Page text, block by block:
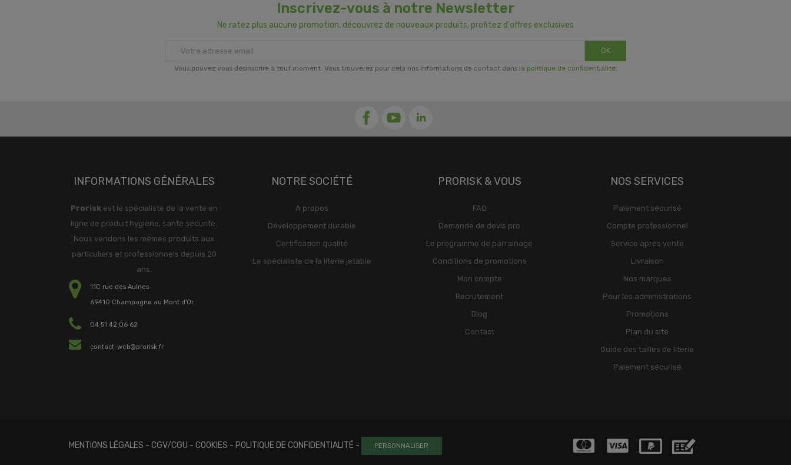
Inscrivez-vous à notre Newsletter
Ne ratez plus aucune promotion, découvrez de nouveaux produits, profitez d'offres exclusives
OK
Vous pouvez vous désinscrire à tout moment. Vous trouverez pour cela nos informations de contact dans la politique de confidentialité.
INFORMATIONS GÉNÉRALES
Prorisk est le spécialiste de la vente en
ligne de produit hygiène, santé sécurité.
Nous vendons les mêmes produits aux
particuliers et professionnels depuis 20
ans.
11C rue des Aulnes
69410 Champagne au Mont d'Or
04 51 42 06 62
contact-web@prorisk.fr
NOTRE SOCIÉTÉ
A propos
Développement durable
Certification qualité
Le spécialiste de la literie jetable
PRORISK & VOUS
FAQ
Demande de devis pro
Le programme de parrainage
Conditions de promotions
Mon compte
Recrutement
Blog
Contact
NOS SERVICES
Paiement sécurisé
Compte professionnel
Service après vente
Livraison
Nos marques
Pour les administrations
Promotions
Plan du site
Guide des tailles de literie
Paiement sécurisé
MENTIONS LÉGALES - CGV/CGU - COOKIES - POLITIQUE DE CONFIDENTIALITÉ - PERSONNALISER